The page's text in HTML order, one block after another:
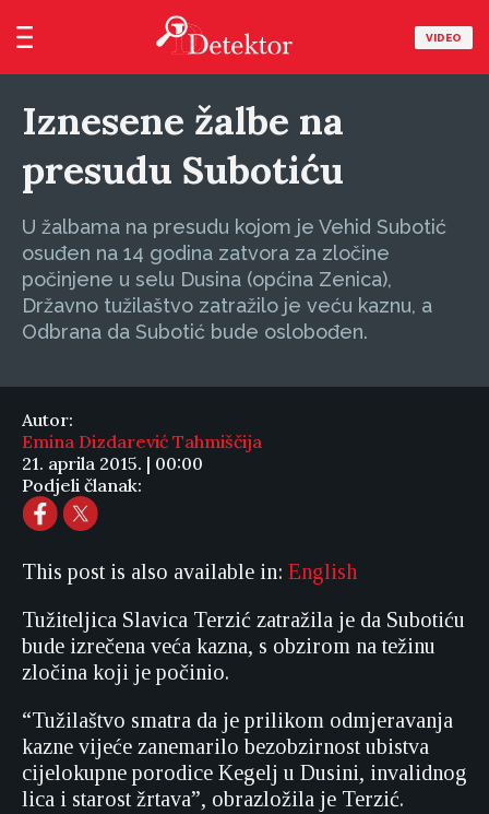
VIDEO
Iznesene žalbe na
presudu Subotiću
U žalbama na presudu kojom je Vehid Subotić
osuđen na 14 godina zatvora za zločine
počinjene u selu Dusina (općina Zenica),
Državno tužilaštvo zatražilo je veću kaznu, a
Odbrana da Subotić bude oslobođen.
Autor:
Emina Dizdarević Tahmiščija
21. aprila 2015. | 00:00
Podjeli članak:
This post is also available in: English
Tužiteljica Slavica Terzić zatražila je da Subotiću
bude izrečena veća kazna, s obzirom na težinu
zločina koji je počinio.
“Tužilaštvo smatra da je prilikom odmjeravanja
kazne vijeće zanemarilo bezobzirnost ubistva
cijelokupne porodice Kegelj u Dusini, invalidnog
lica i starost žrtava”, obrazložila je Terzić.